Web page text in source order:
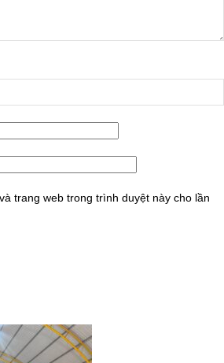
trang web trong trình duyệt này cho lần